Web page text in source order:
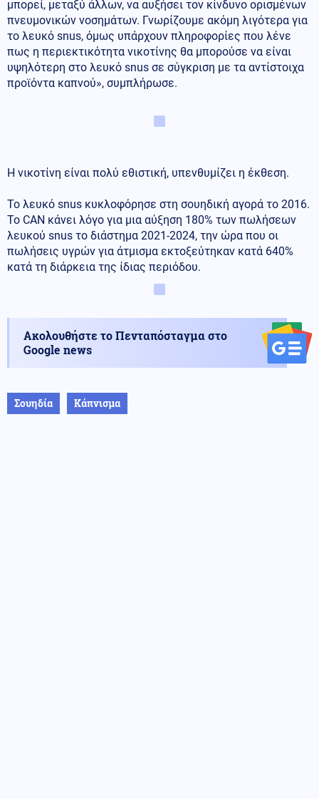
μπορεί, μεταξύ άλλων, να αυξήσει τον κίνδυνο ορισμένων
πνευμονικών νοσημάτων. Γνωρίζουμε ακόμη λιγότερα για
το λευκό snus, όμως υπάρχουν πληροφορίες που λένε
πως η περιεκτικότητα νικοτίνης θα μπορούσε να είναι
υψηλότερη στο λευκό snus σε σύγκριση με τα αντίστοιχα
προϊόντα καπνού», συμπλήρωσε.
Η νικοτίνη είναι πολύ εθιστική, υπενθυμίζει η έκθεση.
Το λευκό snus κυκλοφόρησε στη σουηδική αγορά το 2016.
Το CAN κάνει λόγο για μια αύξηση 180% των πωλήσεων
λευκού snus το διάστημα 2021-2024, την ώρα που οι
πωλήσεις υγρών για άτμισμα εκτοξεύτηκαν κατά 640%
κατά τη διάρκεια της ίδιας περιόδου.
Ακολουθήστε το Πενταπόσταγμα στο
Google news
Σουηδία Κάπνισμα